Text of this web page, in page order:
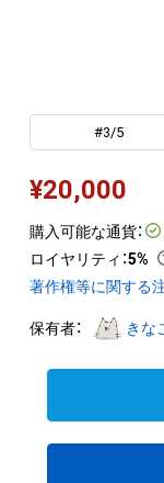
#3/5
¥20,000
購入可能な通貨：
ロイヤリティ ：5%
著作権等に関する
保有者： きな